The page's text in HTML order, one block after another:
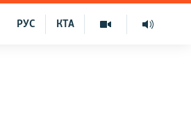
КТА
РУС